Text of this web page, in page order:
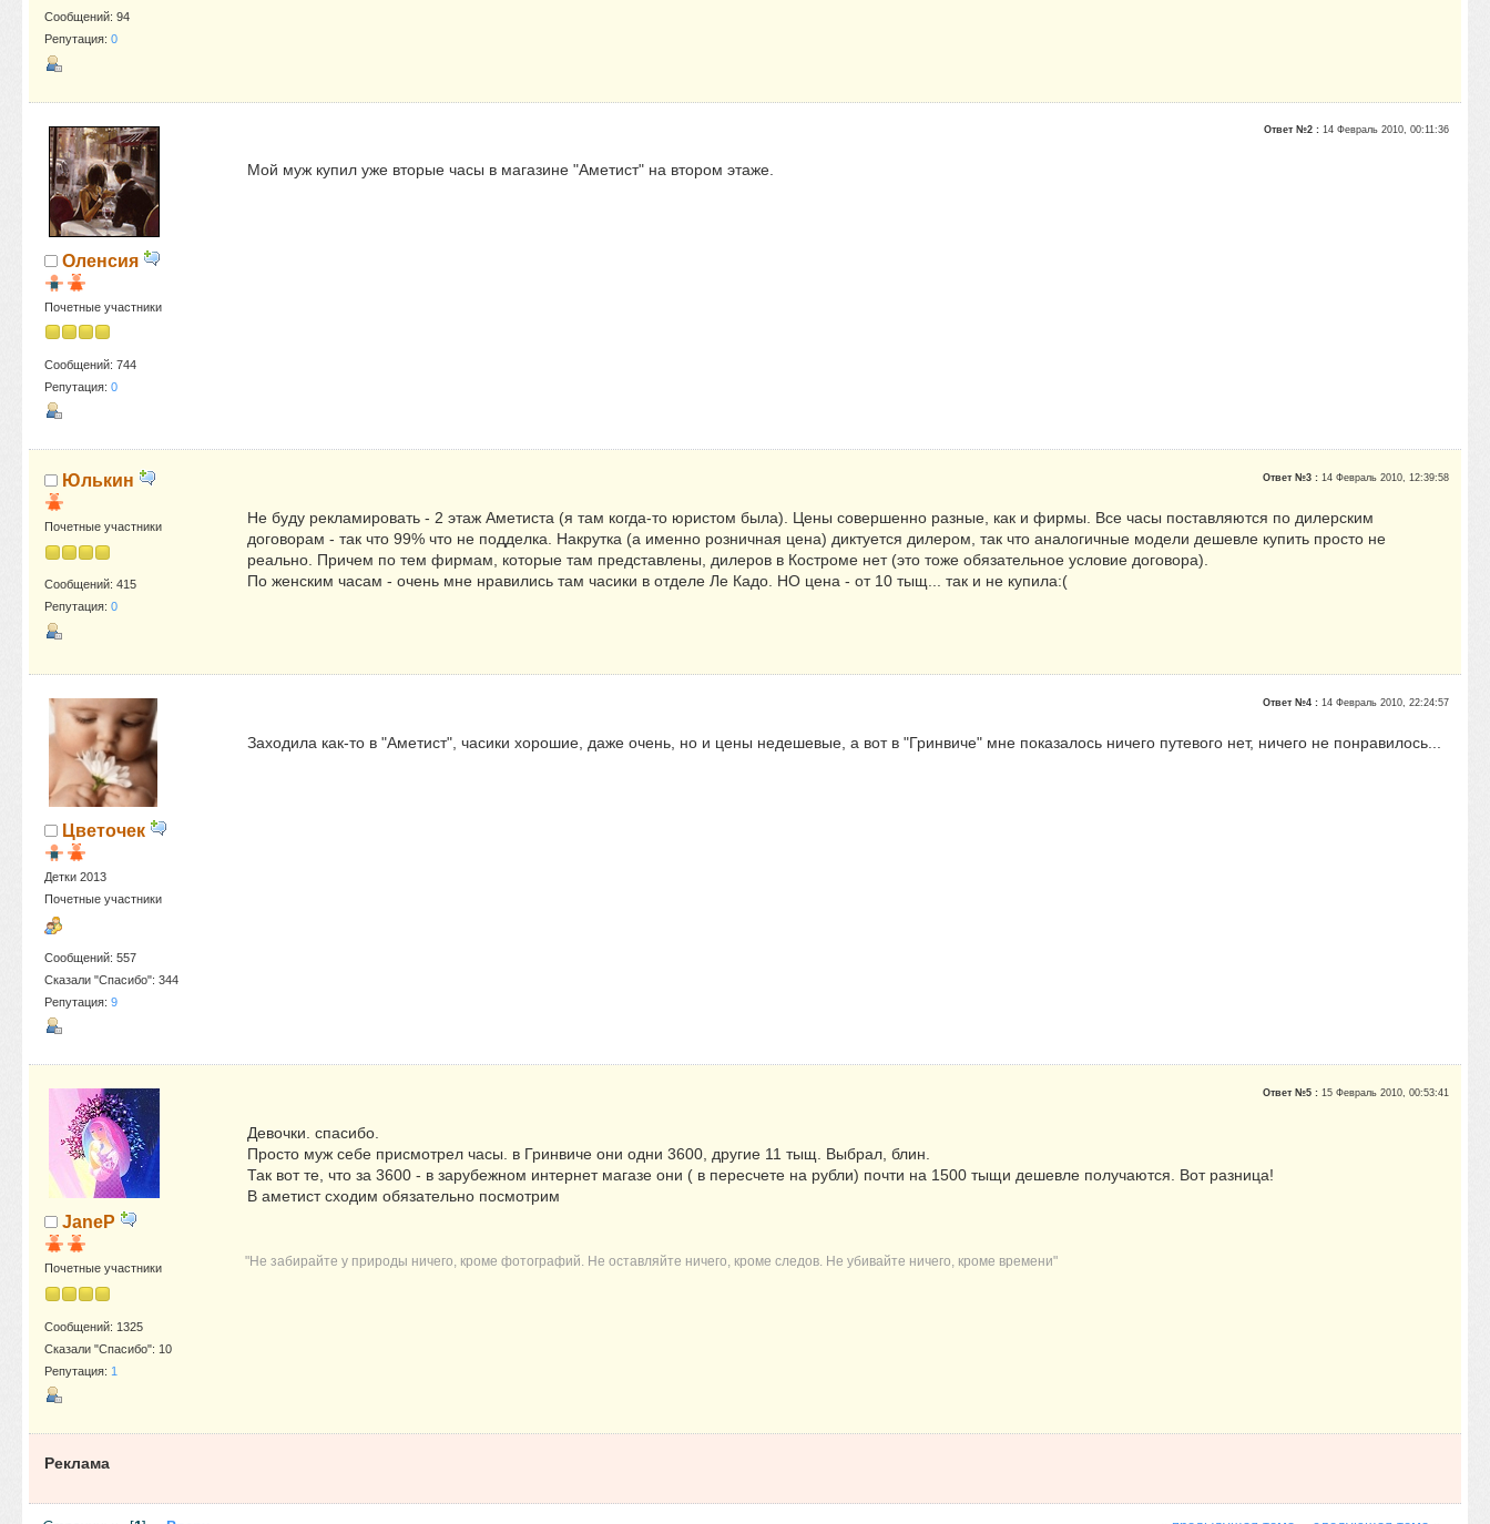
Сообщений: 94
Репутация: 0
Оленсия
Почетные участники
Сообщений: 744
Репутация: 0
Ответ №2 :14 Февраль 2010, 00:11:36
Мой муж купил уже вторые часы в магазине "Аметист" на втором этаже.
Юлькин
Почетные участники
Сообщений: 415
Репутация: 0
Ответ №3 :14 Февраль 2010, 12:39:58
Не буду рекламировать - 2 этаж Аметиста (я там когда-то юристом была). Цены совершенно разные, как и фирмы. Все часы поставляются по дилерским
договорам - так что 99% что не подделка. Накрутка (а именно розничная цена) диктуется дилером, так что аналогичные модели дешевле купить просто не
реально. Причем по тем фирмам, которые там представлены, дилеров в Костроме нет (это тоже обязательное условие договора).
По женским часам - очень мне нравились там часики в отделе Ле Кадо. НО цена - от 10 тыщ... так и не купила:(
Цветочек
Детки 2013
Почетные участники
Сообщений: 557
Сказали "Спасибо": 344
Репутация: 9
Ответ №4 :14 Февраль 2010, 22:24:57
Заходила как-то в "Аметист", часики хорошие, даже очень, но и цены недешевые, а вот в "Гринвиче" мне показалось ничего путевого нет, ничего не понравилось...
JaneP
Почетные участники
Сообщений: 1325
Сказали "Спасибо": 10
Репутация: 1
Ответ №5 :15 Февраль 2010, 00:53:41
Девочки. спасибо.
Просто муж себе присмотрел часы. в Гринвиче они одни 3600, другие 11 тыщ. Выбрал, блин.
Так вот те, что за 3600 - в зарубежном интернет магазе они ( в пересчете на рубли) почти на 1500 тыщи дешевле получаются. Вот разница!
В аметист сходим обязательно посмотрим
"Не забирайте у природы ничего, кроме фотографий. Не оставляйте ничего, кроме следов. Не убивайте ничего, кроме времени"
Реклама